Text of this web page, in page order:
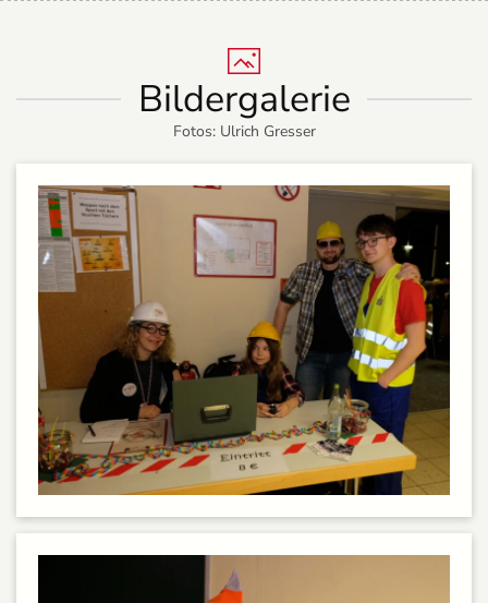
Bildergalerie
Fotos: Ulrich Gresser